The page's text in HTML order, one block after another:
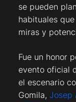
se pueden
habituales
miras y
Fue un honor
evento oficial
el escenario
Gomila, Josep